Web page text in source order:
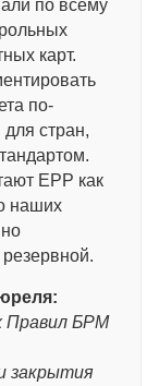
по всему
карт.
по-
стран,
EPP как
наших
резервной.
Правил БРМ
закрытия